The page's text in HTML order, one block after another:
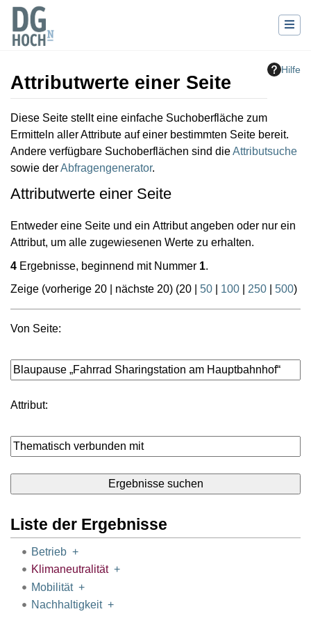
Hilfe
Attributwerte einer Seite
Wechseln zu:Navigation,Suche
Diese Seite stellt eine einfache Suchoberfläche zum
Ermitteln aller Attribute auf einer bestimmten Seite bereit.
Andere verfügbare Suchoberflächen sind dieAttributsuche
sowie derAbfragengenerator.
Attributwerte einer Seite
Entweder eine Seite und ein Attribut angeben oder nur ein
Attribut, um alle zugewiesenen Werte zu erhalten.
4 Ergebnisse, beginnend mit Nummer 1.
Zeige (vorherige 20 nächste 20) (20 50 100 250 500)
Von Seite:
Attribut:
Liste der Ergebnisse
Betrieb +
Klimaneutralität +
Mobilität +
Nachhaltigkeit +